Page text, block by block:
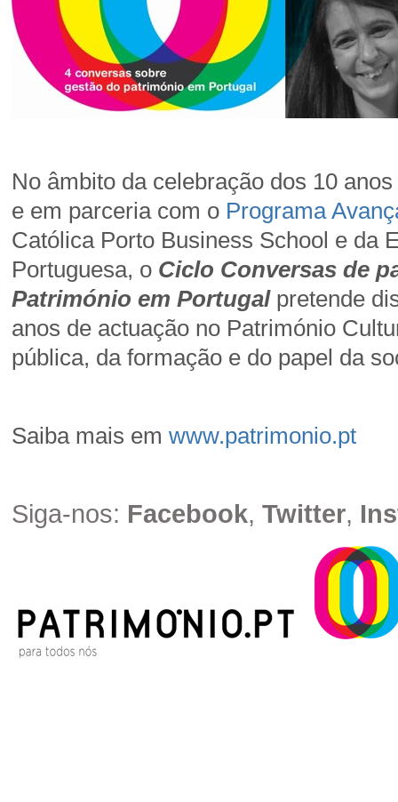
No âmbito da celebração dos 10
e em parceria com o Programa
Católica Porto Business School e da
Portuguesa, o Ciclo Conversas de
Património em Portugalpretende
anos de actuação no Património
pública, da formação e do papel da
​Saiba mais em www.patrimonio.pt
Siga-nos: Facebook, Twitter,